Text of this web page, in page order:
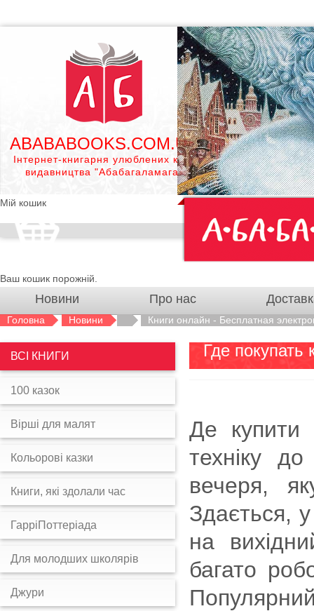
ABABABOOKS.COM.UA
Інтернет-книгарня улюблених книг
видавництва "Абабагаламага"
Мій кошик
Ваш кошик порожній.
Новини Про нас
Головна Новини Книги онлайн - Бесплатная
Где покупать
Де купити
техніку
вечеря,
Здається,
на
багато
ВСІ КНИГИ
100 казок
Вірші для малят
Кольорові казки
Книги, які здолали час
ГарріПоттеріада
Для молодших школярів
Джури